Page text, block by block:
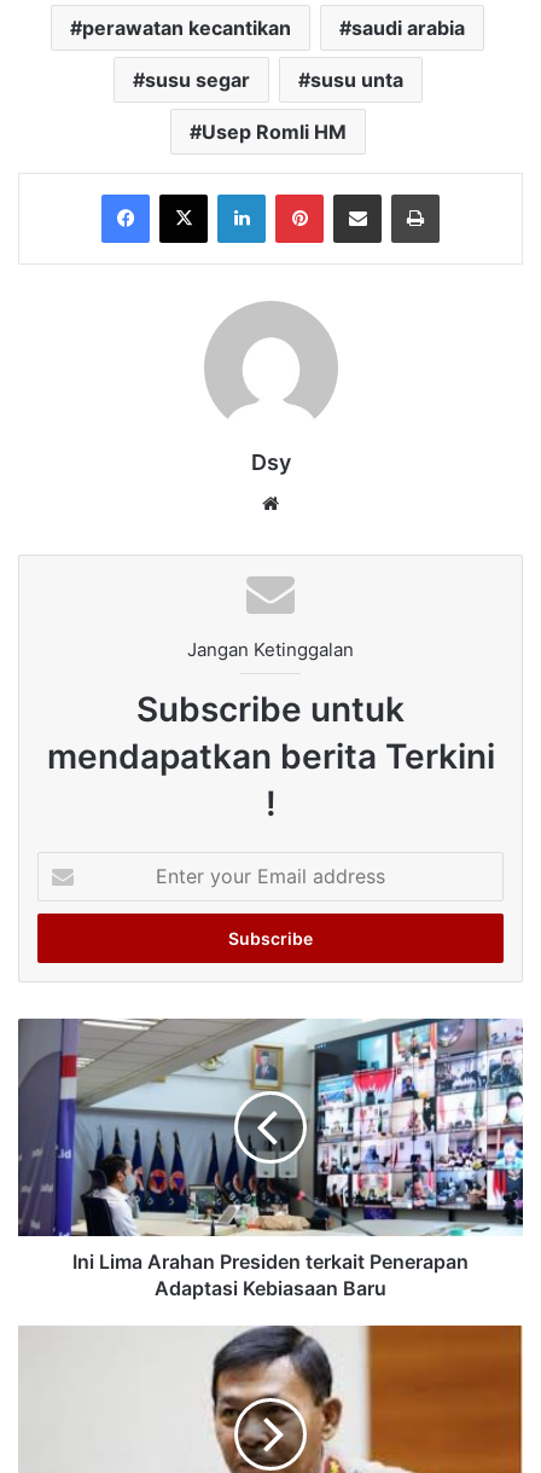
perawatan kecantikan saudi arabia
susu segar susu unta
Usep Romli HM
Facebook
X LinkedInPinterestShare via Email Print
Dsy
Jangan Ketinggalan
Subscribe untuk
mendapatkan berita Terkini
!
your
Email
Ini Lima Arahan Presiden terkait Penerapan
Adaptasi Kebiasaan Baru